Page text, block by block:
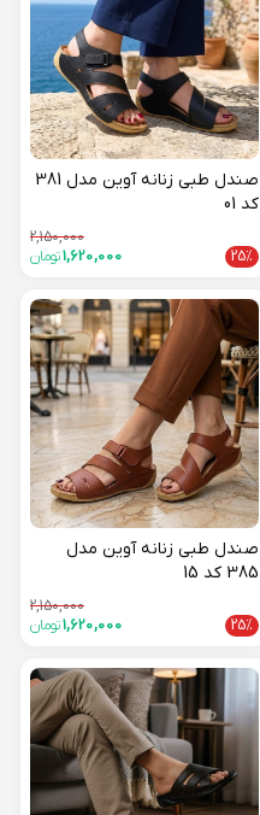
صندل طبی زنانه آوین مدل 381
کد 01
2,150,000
25%
1,620,000تومان
صندل طبی زنانه آوین مدل
385 کد 15
2,150,000
25%
1,620,000تومان